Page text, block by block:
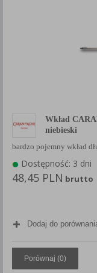
Wkład
niebieski
bardzo pojemny wkład
Dostępność: 3 dni
48,45 PLN brutto
Dodaj do
Porównaj (0)